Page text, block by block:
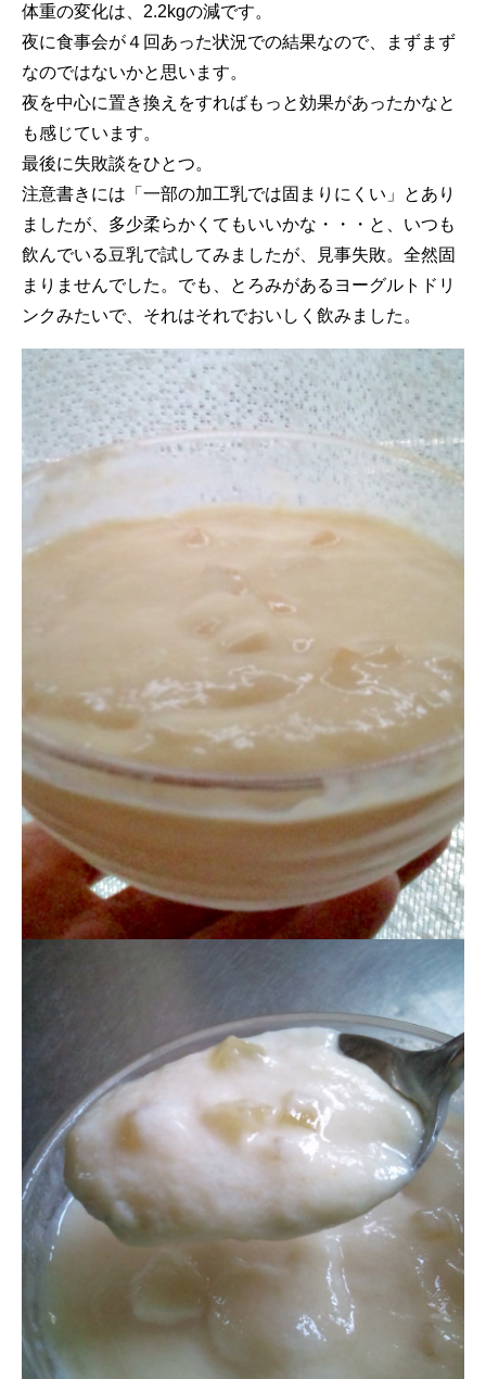
体重の変化は、2.2kgの減です。
夜に食事会が４回あった状況での結果なので、まずまず
なのではないかと思います。
夜を中心に置き換えをすればもっと効果があったかなと
も感じています。
最後に失敗談をひとつ。
注意書きには「一部の加工乳では固まりにくい」とあり
ましたが、多少柔らかくてもいいかな・・・と、いつも
飲んでいる豆乳で試してみましたが、見事失敗。全然固
まりませんでした。でも、とろみがあるヨーグルトドリ
ンクみたいで、それはそれでおいしく飲みました。